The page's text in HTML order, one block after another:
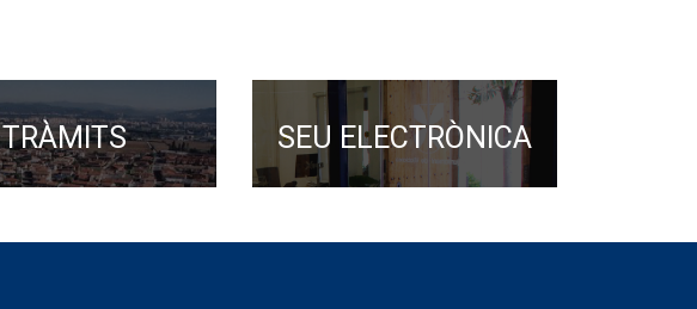
TRÀMITS SEU ELECTRÒNICA